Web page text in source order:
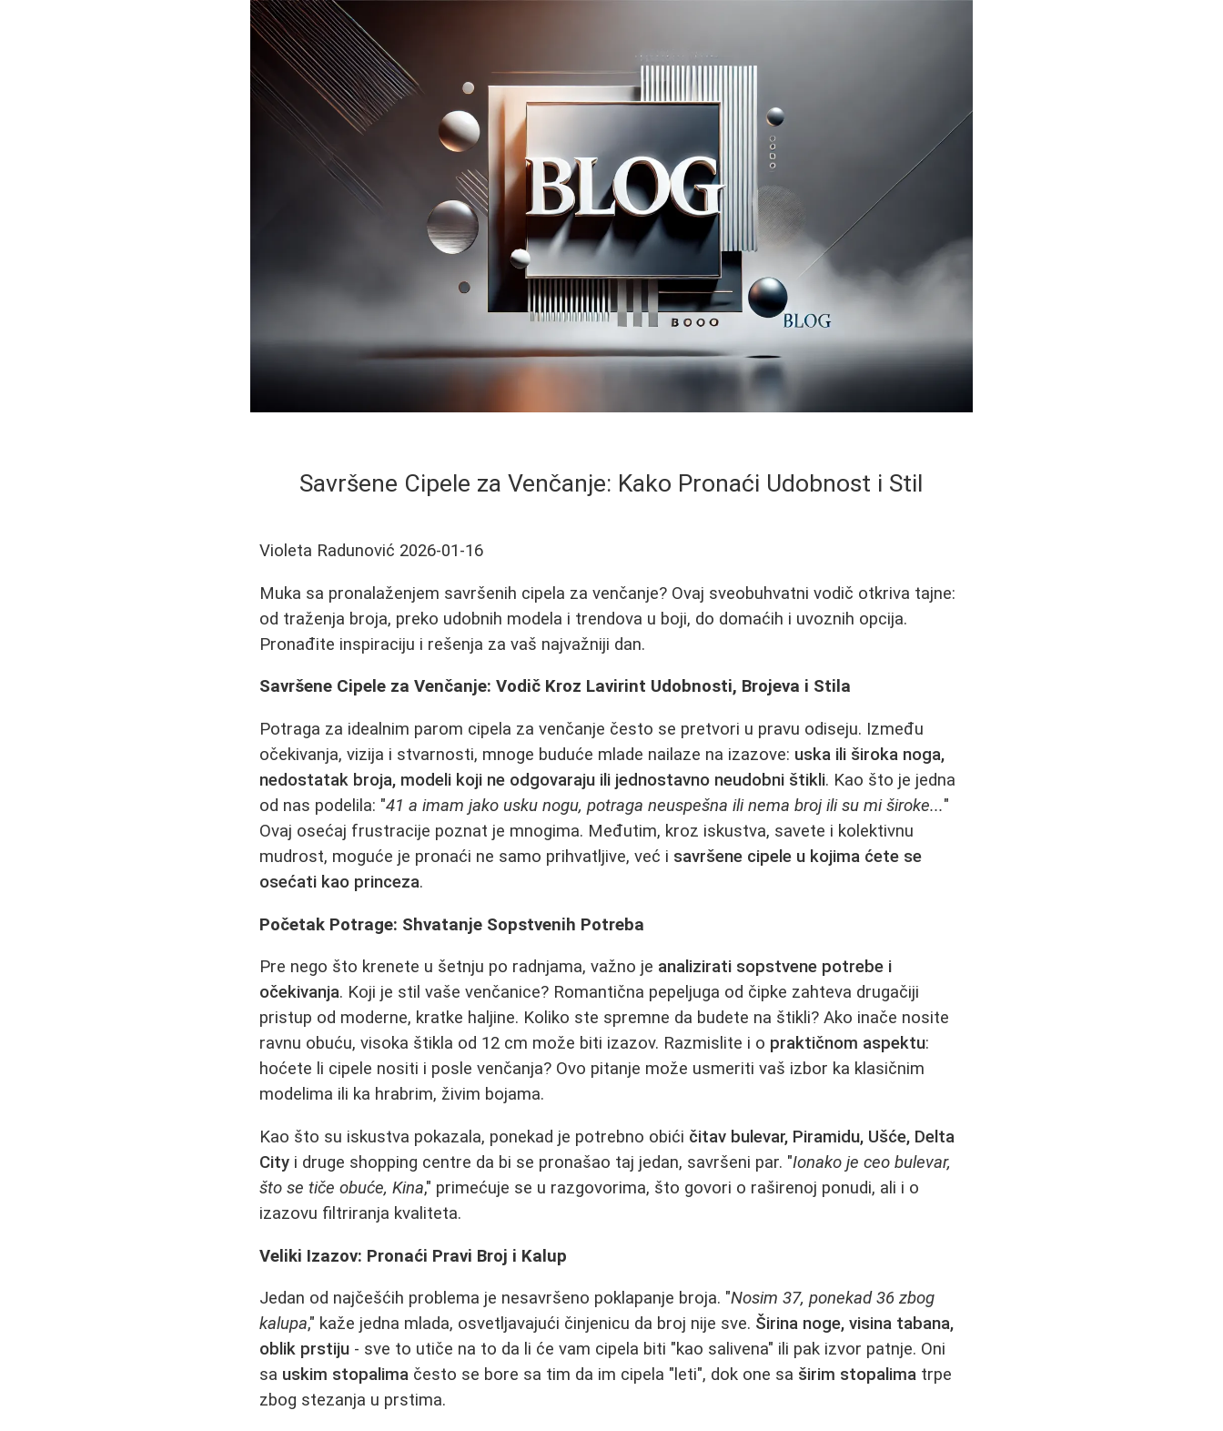
Savršene Cipele za Venčanje: Kako Pronaći Udobnost i Stil
Violeta Radunović 2026-01-16
Muka sa pronalaženjem savršenih cipela za venčanje? Ovaj sveobuhvatni vodič otkriva tajne:
od traženja broja, preko udobnih modela i trendova u boji, do domaćih i uvoznih opcija.
Pronađite inspiraciju i rešenja za vaš najvažniji dan.
Savršene Cipele za Venčanje: Vodič Kroz Lavirint Udobnosti, Brojeva i Stila
Potraga za idealnim parom cipela za venčanje često se pretvori u pravu odiseju. Između
očekivanja, vizija i stvarnosti, mnoge buduće mlade nailaze na izazove: uska ili široka noga,
nedostatak broja, modeli koji ne odgovaraju ili jednostavno neudobni štikli. Kao što je jedna
od nas podelila: "41 a imam jako usku nogu, potraga neuspešna ili nema broj ili su mi široke..."
Ovaj osećaj frustracije poznat je mnogima. Međutim, kroz iskustva, savete i kolektivnu
mudrost, moguće je pronaći ne samo prihvatljive, već i savršene cipele u kojima ćete se
osećati kao princeza.
Početak Potrage: Shvatanje Sopstvenih Potreba
Pre nego što krenete u šetnju po radnjama, važno je analizirati sopstvene potrebe i
očekivanja. Koji je stil vaše venčanice? Romantična pepeljuga od čipke zahteva drugačiji
pristup od moderne, kratke haljine. Koliko ste spremne da budete na štikli? Ako inače nosite
ravnu obuću, visoka štikla od 12 cm može biti izazov. Razmislite i o praktičnom aspektu:
hoćete li cipele nositi i posle venčanja? Ovo pitanje može usmeriti vaš izbor ka klasičnim
modelima ili ka hrabrim, živim bojama.
Kao što su iskustva pokazala, ponekad je potrebno obići čitav bulevar, Piramidu, Ušće, Delta
City i druge shopping centre da bi se pronašao taj jedan, savršeni par. "Ionako je ceo bulevar,
što se tiče obuće, Kina," primećuje se u razgovorima, što govori o raširenoj ponudi, ali i o
izazovu filtriranja kvaliteta.
Veliki Izazov: Pronaći Pravi Broj i Kalup
Jedan od najčešćih problema je nesavršeno poklapanje broja. "Nosim 37, ponekad 36 zbog
kalupa," kaže jedna mlada, osvetljavajući činjenicu da broj nije sve. Širina noge, visina tabana,
oblik prstiju - sve to utiče na to da li će vam cipela biti "kao salivena" ili pak izvor patnje. Oni
sa uskim stopalima često se bore sa tim da im cipela "leti", dok one sa širim stopalima trpe
zbog stezanja u prstima.